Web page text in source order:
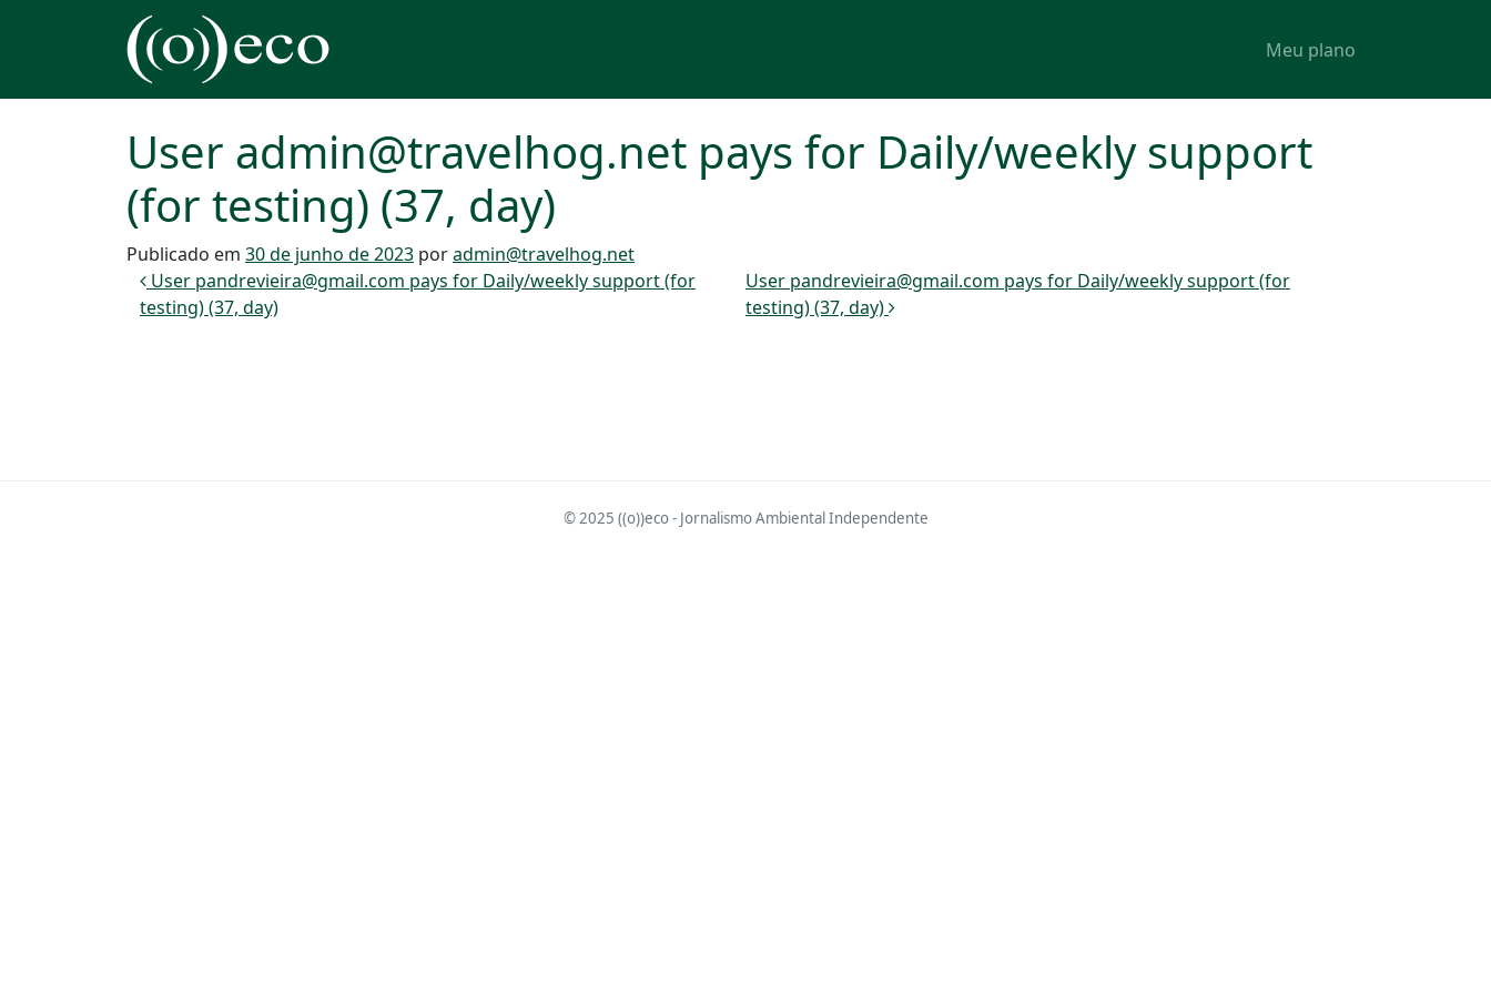
Pular para o conteúdo
Navegação principal Meu plano
User admin@travelhog.net pays for Daily/weekly support
(for testing) (37, day)
Publicado em 30 de junho de 2023 poradmin@travelhog.net
Navegação de post
User pandrevieira@gmail.com pays for Daily/weekly support (for
testing) (37, day)
User pandrevieira@gmail.com pays for Daily/weekly support (for
testing) (37, day)
© 2025 ((o))eco - Jornalismo Ambiental Independente